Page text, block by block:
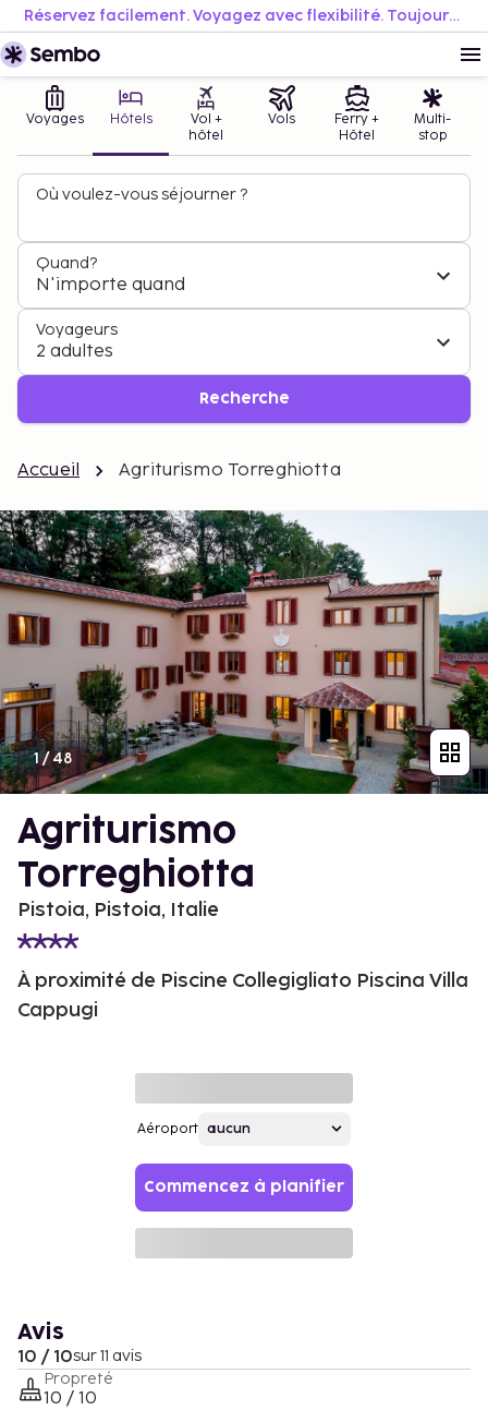
Réservez facilement. Voyagez avec flexibilité. Toujours au meilleur prix.
Voyages Hôtels
Vol +
hôtel
Vols
Ferry +
Hôtel
Multi-
stop
Où voulez-vous séjourner ?
Quand?
N'importe quand
Voyageurs
2 adultes
Recherche
Accueil Agriturismo Torreghiotta
1/48
Agriturismo
Torreghiotta
Pistoia, Pistoia, Italie
À proximité de Piscine Collegigliato Piscina Villa
Cappugi
Aéroport
Commencez à planifier
Avis
10 / 10sur 11 avis
Propreté
10 / 10